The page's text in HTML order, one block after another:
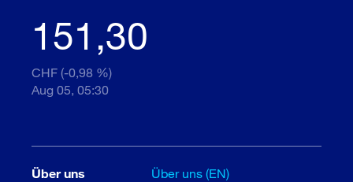
151,30
CHF (-0,98 %)
Aug 05, 05:30
Über uns
Über uns (EN)